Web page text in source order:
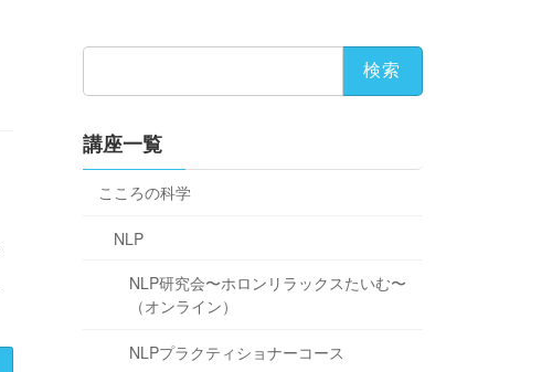
検
講座一覧
こころの科学
NLP
NLP研究会〜ホロンリラックスたいむ〜
（オンライン）
NLPプラクティショナーコース